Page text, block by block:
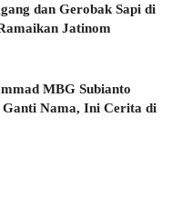
dan Gerobak Sapi di
Jatinom
MBG Subianto
Nama, Ini Cerita di